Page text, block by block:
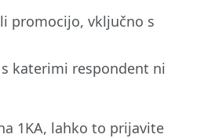
promocijo, vključno s
katerimi respondent ni
1KA, lahko to prijavite